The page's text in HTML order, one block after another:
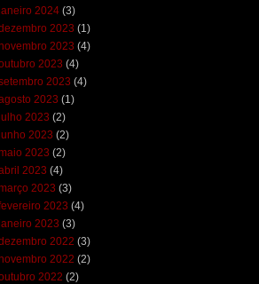
2024 (3)
2023 (1)
2023 (4)
2023 (4)
2023 (4)
2023 (1)
2023 (2)
2023 (2)
2023 (2)
2023 (4)
2023 (3)
2023 (4)
2023 (3)
2022 (3)
2022 (2)
2022 (2)